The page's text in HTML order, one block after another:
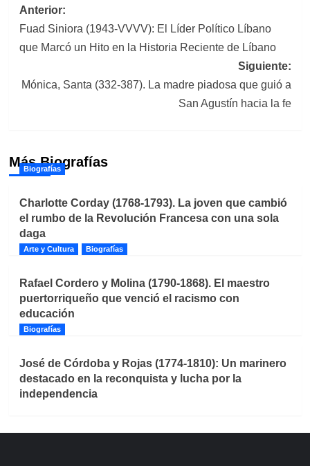
Navegación
de
entradas
Anterior:
Fuad Siniora (1943-VVVV): El Líder Político Líbano
que Marcó un Hito en la Historia Reciente de Líbano
Siguiente:
Mónica, Santa (332-387). La madre piadosa que guió a
San Agustín hacia la fe
Más Biografías
Biografías
Charlotte Corday (1768-1793). La joven que cambió
el rumbo de la Revolución Francesa con una sola
daga
Arte y Cultura Biografías
Rafael Cordero y Molina (1790-1868). El maestro
puertorriqueño que venció el racismo con
educación
Biografías
José de Córdoba y Rojas (1774-1810): Un marinero
destacado en la reconquista y lucha por la
independencia